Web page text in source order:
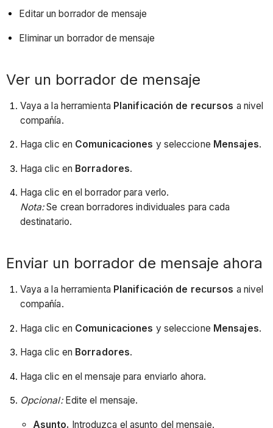
Editar un borrador de mensaje
Eliminar un borrador de mensaje
Ver un borrador de mensaje
Vaya a la herramienta Planificación de recursos a nivel
compañía.
Haga clic en Comunicaciones y seleccione Mensajes.
Haga clic en Borradores.
Haga clic en el borrador para verlo.
Nota:Se crean borradores individuales para cada
destinatario.
Enviar un borrador de mensaje ahora
Vaya a la herramienta Planificación de recursos a nivel
compañía.
Haga clic en Comunicaciones y seleccione Mensajes.
Haga clic en Borradores.
Haga clic en el mensaje para enviarlo ahora.
Opcional:Edite el mensaje.
Asunto. Introduzca el asunto del mensaje.